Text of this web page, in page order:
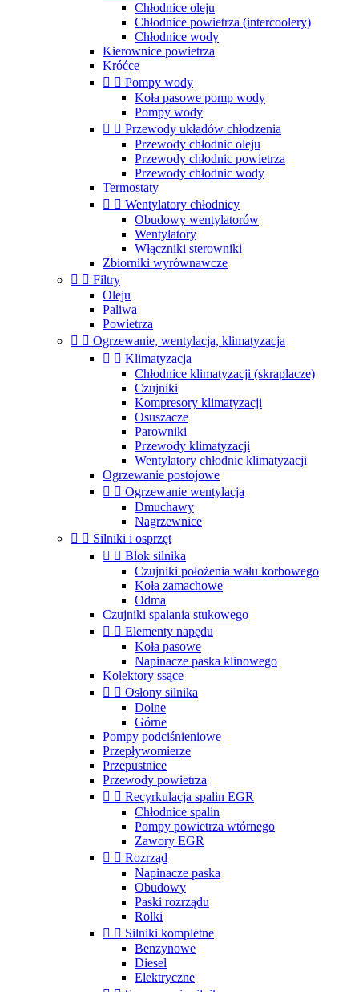
Chłodnice oleju
Chłodnice powietrza (intercoolery)
Chłodnice wody
Kierownice powietrza
Króćce
  Pompy wody
Koła pasowe pomp wody
Pompy wody
  Przewody układów chłodzenia
Przewody chłodnic oleju
Przewody chłodnic powietrza
Przewody chłodnic wody
Termostaty
  Wentylatory chłodnicy
Obudowy wentylatorów
Wentylatory
Włączniki sterowniki
Zbiorniki wyrównawcze
  Filtry
Oleju
Paliwa
Powietrza
  Ogrzewanie, wentylacja, klimatyzacja
  Klimatyzacja
Chłodnice klimatyzacji (skraplacze)
Czujniki
Kompresory klimatyzacji
Osuszacze
Parowniki
Przewody klimatyzacji
Wentylatory chłodnic klimatyzacji
Ogrzewanie postojowe
  Ogrzewanie wentylacja
Dmuchawy
Nagrzewnice
  Silniki i osprzęt
  Blok silnika
Czujniki położenia wału korbowego
Koła zamachowe
Odma
Czujniki spalania stukowego
  Elementy napędu
Koła pasowe
Napinacze paska klinowego
Kolektory ssące
  Osłony silnika
Dolne
Górne
Pompy podciśnieniowe
Przepływomierze
Przepustnice
Przewody powietrza
  Recyrkulacja spalin EGR
Chłodnice spalin
Pompy powietrza wtórnego
Zawory EGR
  Rozrząd
Napinacze paska
Obudowy
Paski rozrządu
Rolki
  Silniki kompletne
Benzynowe
Diesel
Elektryczne